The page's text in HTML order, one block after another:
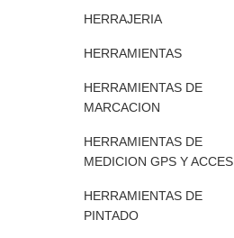
HERRAJERIA
HERRAMIENTAS
HERRAMIENTAS DE
MARCACION
HERRAMIENTAS DE
MEDICION GPS Y ACCES.
HERRAMIENTAS DE
PINTADO